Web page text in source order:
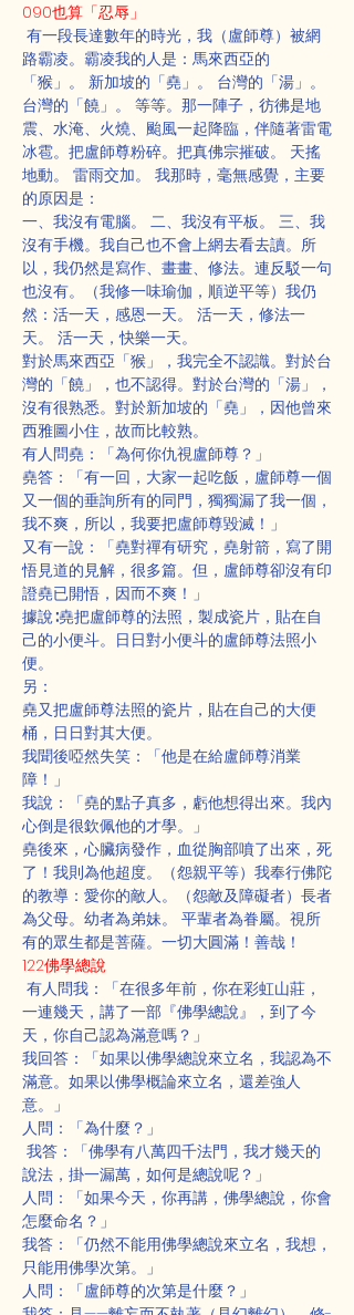
090也算「忍辱」
有一段長達數年的時光，我（盧師尊）被網
路霸凌。霸凌我的人是：馬來西亞的
「猴」。 新加坡的「堯」。 台灣的「湯」。
台灣的「饒」。 等等。那一陣子，彷彿是地
震、水淹、火燒、颱風一起降臨，伴隨著雷電
冰雹。把盧師尊粉碎。把真佛宗摧破。 天搖
地動。 雷雨交加。 我那時，毫無感覺，主要
的原因是：
一、我沒有電腦。 二、我沒有平板。 三、我
沒有手機。我自己也不會上網去看去讀。所
以，我仍然是寫作、畫畫、修法。連反駁一句
也沒有。（我修一味瑜伽，順逆平等）我仍
然：活一天，感恩一天。 活一天，修法一
天。 活一天，快樂一天。
對於馬來西亞「猴」，我完全不認識。對於台
灣的「饒」，也不認得。對於台灣的「湯」，
沒有很熟悉。對於新加坡的「堯」，因他曾來
西雅圖小住，故而比較熟。
有人問堯：「為何你仇視盧師尊？」
堯答：「有一回，大家一起吃飯，盧師尊一個
又一個的垂詢所有的同門，獨獨漏了我一個，
我不爽，所以，我要把盧師尊毀滅！」
又有一說：「堯對禪有研究，堯射箭，寫了開
悟見道的見解，很多篇。但，盧師尊卻沒有印
證堯已開悟，因而不爽！」
據說∶堯把盧師尊的法照，製成瓷片，貼在自
己的小便斗。日日對小便斗的盧師尊法照小
便。
另：
堯又把盧師尊法照的瓷片，貼在自己的大便
桶，日日對其大便。
我聞後啞然失笑：「他是在給盧師尊消業
障！」
我說：「堯的點子真多，虧他想得出來。我內
心倒是很欽佩他的才學。」
堯後來，心臟病發作，血從胸部噴了出來，死
了！我則為他超度。（怨親平等）我奉行佛陀
的教導：愛你的敵人。（怨敵及障礙者）長者
為父母。幼者為弟妹。 平輩者為眷屬。視所
有的眾生都是菩薩。一切大圓滿！善哉！
122佛學總說
有人問我：「在很多年前，你在彩虹山莊，
一連幾天，講了一部『佛學總說』，到了今
天，你自己認為滿意嗎？」
我回答：「如果以佛學總說來立名，我認為不
滿意。如果以佛學概論來立名，還差強人
意。」
人問：「為什麼？」
我答：「佛學有八萬四千法門，我才幾天的
說法，掛一漏萬，如何是總說呢？」
人問：「如果今天，你再講，佛學總說，你會
怎麼命名？」
我答：「仍然不能用佛學總說來立名，我想，
只能用佛學次第。」
人問：「盧師尊的次第是什麼？」